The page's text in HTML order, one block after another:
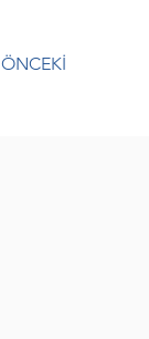
ÖNCEKİ